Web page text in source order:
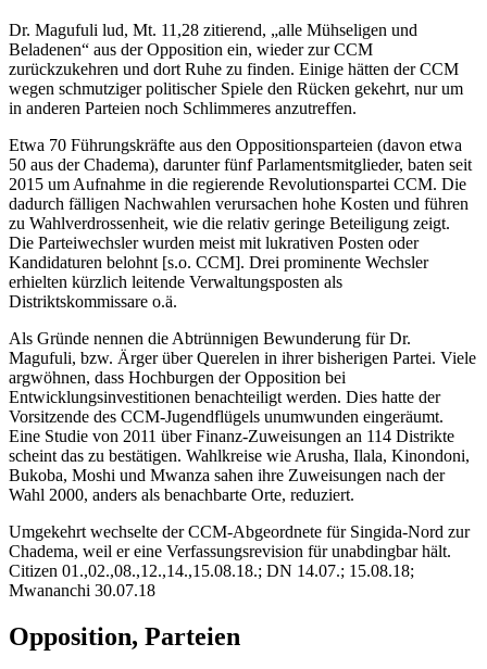
Dr. Magufuli lud, Mt. 11,28 zitierend, „alle Mühseligen und
Beladenen“ aus der Opposition ein, wieder zur CCM
zurückzukehren und dort Ruhe zu finden. Einige hätten der CCM
wegen schmutziger politischer Spiele den Rücken gekehrt, nur um
in anderen Parteien noch Schlimmeres anzutreffen.
Etwa 70 Führungskräfte aus den Oppositionsparteien (davon etwa
50 aus der Chadema), darunter fünf Parlamentsmitglieder, baten seit
2015 um Aufnahme in die regierende Revolutionspartei CCM. Die
dadurch fälligen Nachwahlen verursachen hohe Kosten und führen
zu Wahlverdrossenheit, wie die relativ geringe Beteiligung zeigt.
Die Parteiwechsler wurden meist mit lukrativen Posten oder
Kandidaturen belohnt [s.o. CCM]. Drei prominente Wechsler
erhielten kürzlich leitende Verwaltungsposten als
Distriktskommissare o.ä.
Als Gründe nennen die Abtrünnigen Bewunderung für Dr.
Magufuli, bzw. Ärger über Querelen in ihrer bisherigen Partei. Viele
argwöhnen, dass Hochburgen der Opposition bei
Entwicklungsinvestitionen benachteiligt werden. Dies hatte der
Vorsitzende des CCM-Jugendflügels unumwunden eingeräumt.
Eine Studie von 2011 über Finanz-Zuweisungen an 114 Distrikte
scheint das zu bestätigen. Wahlkreise wie Arusha, Ilala, Kinondoni,
Bukoba, Moshi und Mwanza sahen ihre Zuweisungen nach der
Wahl 2000, anders als benachbarte Orte, reduziert.
Umgekehrt wechselte der CCM-Abgeordnete für Singida-Nord zur
Chadema, weil er eine Verfassungsrevision für unabdingbar hält.
Citizen 01.,02.,08.,12.,14.,15.08.18.; DN 14.07.; 15.08.18;
Mwananchi 30.07.18
Opposition, Parteien